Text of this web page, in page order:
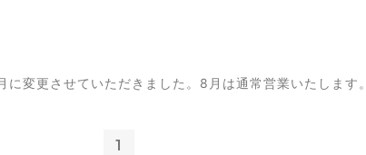
変更させていただきました。8月は通常営業いたします。
1